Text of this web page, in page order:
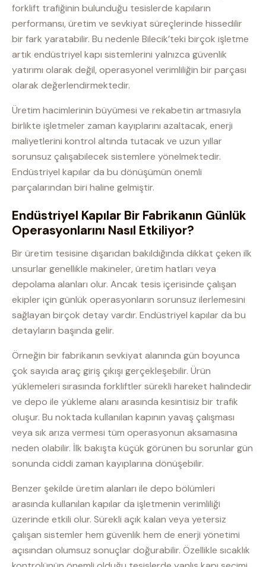
forklift trafiğinin bulunduğu tesislerde kapıların
performansı, üretim ve sevkiyat süreçlerinde hissedilir
bir fark yaratabilir. Bu nedenle Bilecik’teki birçok işletme
artık endüstriyel kapı sistemlerini yalnızca güvenlik
yatırımı olarak değil, operasyonel verimliliğin bir parçası
olarak değerlendirmektedir.
Üretim hacimlerinin büyümesi ve rekabetin artmasıyla
birlikte işletmeler zaman kayıplarını azaltacak, enerji
maliyetlerini kontrol altında tutacak ve uzun yıllar
sorunsuz çalışabilecek sistemlere yönelmektedir.
Endüstriyel kapılar da bu dönüşümün önemli
parçalarından biri haline gelmiştir.
Endüstriyel Kapılar Bir Fabrikanın Günlük
Operasyonlarını Nasıl Etkiliyor?
Bir üretim tesisine dışarıdan bakıldığında dikkat çeken ilk
unsurlar genellikle makineler, üretim hatları veya
depolama alanları olur. Ancak tesis içerisinde çalışan
ekipler için günlük operasyonların sorunsuz ilerlemesini
sağlayan birçok detay vardır. Endüstriyel kapılar da bu
detayların başında gelir.
Örneğin bir fabrikanın sevkiyat alanında gün boyunca
çok sayıda araç giriş çıkışı gerçekleşebilir. Ürün
yüklemeleri sırasında forkliftler sürekli hareket halindedir
ve depo ile yükleme alanı arasında kesintisiz bir trafik
oluşur. Bu noktada kullanılan kapının yavaş çalışması
veya sık arıza vermesi tüm operasyonun aksamasına
neden olabilir. İlk bakışta küçük görünen bu sorunlar gün
sonunda ciddi zaman kayıplarına dönüşebilir.
Benzer şekilde üretim alanları ile depo bölümleri
arasında kullanılan kapılar da işletmenin verimliliği
üzerinde etkili olur. Sürekli açık kalan veya yetersiz
çalışan sistemler hem güvenlik hem de enerji yönetimi
açısından olumsuz sonuçlar doğurabilir. Özellikle sıcaklık